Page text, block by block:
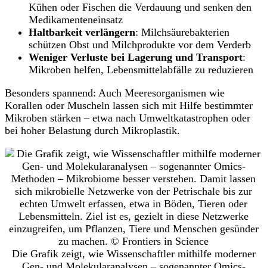
Kühen oder Fischen die Verdauung und senken den
Medikamenteneinsatz
Haltbarkeit verlängern: Milchsäurebakterien
schützen Obst und Milchprodukte vor dem Verderb
Weniger Verluste bei Lagerung und Transport:
Mikroben helfen, Lebensmittelabfälle zu reduzieren
Besonders spannend: Auch Meeresorganismen wie
Korallen oder Muscheln lassen sich mit Hilfe bestimmter
Mikroben stärken – etwa nach Umweltkatastrophen oder
bei hoher Belastung durch Mikroplastik.
Die Grafik zeigt, wie Wissenschaftler mithilfe moderner